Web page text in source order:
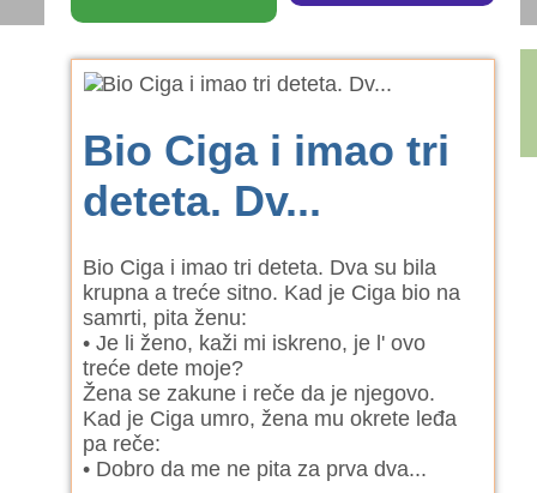
Bio Ciga i imao tri
deteta. Dv...
Bio Ciga i imao tri deteta. Dva su bila
krupna a treće sitno. Kad je Ciga bio na
samrti, pita ženu:
• Je li ženo, kaži mi iskreno, je l' ovo
treće dete moje?
Žena se zakune i reče da je njegovo.
Kad je Ciga umro, žena mu okrete leđa
pa reče:
• Dobro da me ne pita za prva dva...